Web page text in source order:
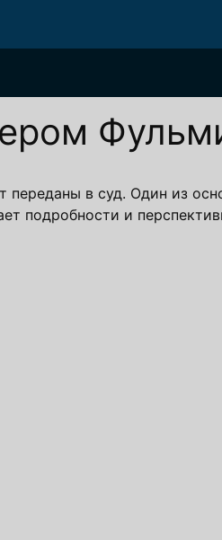
переданы в суд. Один из
подробности и